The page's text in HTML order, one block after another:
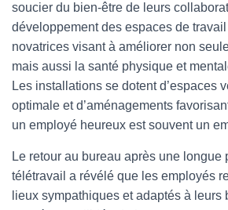
soucier du bien-être de leurs
développement des espaces de
novatrices visant à améliorer non
mais aussi la santé physique et
Les installations se dotent d’espaces
optimale et d’aménagements
un employé heureux est souvent un
Le retour au bureau après une longue
télétravail a révélé que les employés
lieux sympathiques et adaptés à leurs